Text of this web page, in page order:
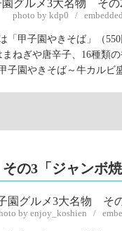
photo by kdp0 /
「甲子園やきそば」（
ねぎや唐辛子、16種類
子園やきそば～牛カルビ
の3「ジャンボ焼
by enjoy_koshien /